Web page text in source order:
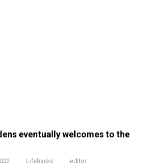
eventually welcomes to the
Lifehacks editor